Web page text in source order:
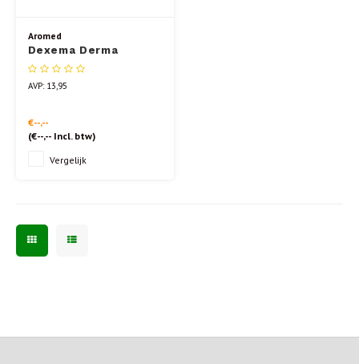
Aromed
Dexema Derma
Voetspray 20 ml
AVP: 13,95
€--,--
(€--,--Incl. btw)
Vergelijk